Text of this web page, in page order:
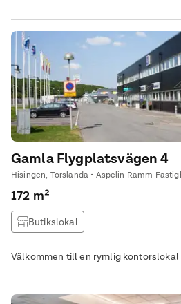
Gamla Flygplatsvägen 4
Hisingen, Torslanda • Aspelin Ramm
172 m²
Butikslokal
Välkommen till en rymlig kontorslokal